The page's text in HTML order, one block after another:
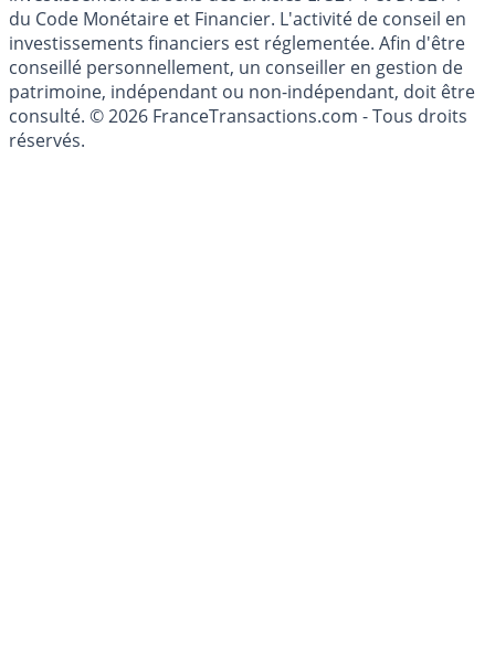
investissement au sens des articles L. 321-1 et D. 321-1
du Code Monétaire et Financier. L'activité de conseil en
investissements financiers est réglementée. Afin d'être
conseillé personnellement, un conseiller en gestion de
patrimoine, indépendant ou non-indépendant, doit être
consulté. © 2026 FranceTransactions.com - Tous droits